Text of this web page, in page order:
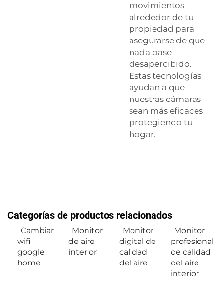
movimientos
alrededor de tu
propiedad para
asegurarse de que
nada pase
desapercibido.
Estas tecnologías
ayudan a que
nuestras cámaras
sean más eficaces
protegiendo tu
hogar.
Categorías de productos relacionados
Cambiar
wifi
google
home
Monitor
de aire
interior
Monitor
digital de
calidad
del aire
Monitor
profesional
de calidad
del aire
interior